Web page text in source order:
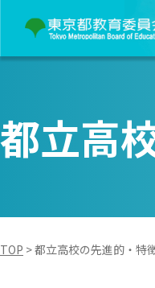
都立高
TOP >都立高校の先進的・特